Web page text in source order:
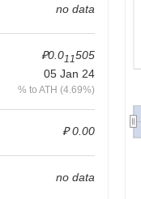
no data
₽0.011505
05 Jan 24
% to ATH (4.69%)
₽ 0.00
no data